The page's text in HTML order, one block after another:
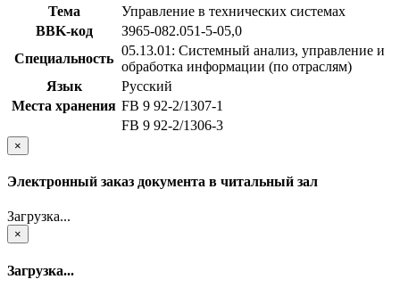
Тема
Управление в технических системах
BBK-код
З965-082.051-5-05,0
Специальность
05.13.01: Системный анализ, управление и
обработка информации (по отраслям)
Язык
Русский
Места хранения FB 9 92-2/1307-1
FB 9 92-2/1306-3
×
Электронный заказ документа в читальный зал
Загрузка...
×
Загрузка...